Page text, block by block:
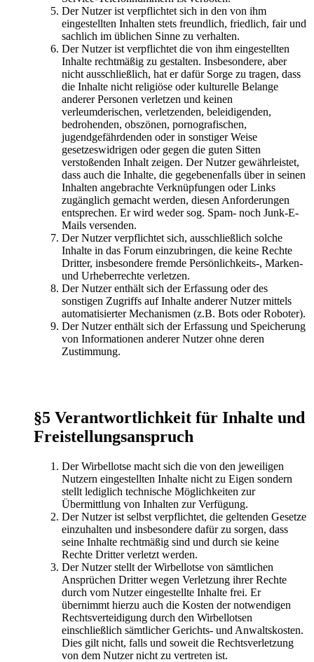
Der Nutzer ist verpflichtet sich in den von ihm
eingestellten Inhalten stets freundlich, friedlich, fair und
sachlich im üblichen Sinne zu verhalten.
Der Nutzer ist verpflichtet die von ihm eingestellten
Inhalte rechtmäßig zu gestalten. Insbesondere, aber
nicht ausschließlich, hat er dafür Sorge zu tragen, dass
die Inhalte nicht religiöse oder kulturelle Belange
anderer Personen verletzen und keinen
verleumderischen, verletzenden, beleidigenden,
bedrohenden, obszönen, pornografischen,
jugendgefährdenden oder in sonstiger Weise
gesetzeswidrigen oder gegen die guten Sitten
verstoßenden Inhalt zeigen. Der Nutzer gewährleistet,
dass auch die Inhalte, die gegebenenfalls über in seinen
Inhalten angebrachte Verknüpfungen oder Links
zugänglich gemacht werden, diesen Anforderungen
entsprechen. Er wird weder sog. Spam- noch Junk-E-
Mails versenden.
Der Nutzer verpflichtet sich, ausschließlich solche
Inhalte in das Forum einzubringen, die keine Rechte
Dritter, insbesondere fremde Persönlichkeits-, Marken-
und Urheberrechte verletzen.
Der Nutzer enthält sich der Erfassung oder des
sonstigen Zugriffs auf Inhalte anderer Nutzer mittels
automatisierter Mechanismen (z.B. Bots oder Roboter).
Der Nutzer enthält sich der Erfassung und Speicherung
von Informationen anderer Nutzer ohne deren
Zustimmung.
§5 Verantwortlichkeit für Inhalte und
Freistellungsanspruch
Der Wirbellotse macht sich die von den jeweiligen
Nutzern eingestellten Inhalte nicht zu Eigen sondern
stellt lediglich technische Möglichkeiten zur
Übermittlung von Inhalten zur Verfügung.
Der Nutzer ist selbst verpflichtet, die geltenden Gesetze
einzuhalten und insbesondere dafür zu sorgen, dass
seine Inhalte rechtmäßig sind und durch sie keine
Rechte Dritter verletzt werden.
Der Nutzer stellt der Wirbellotse von sämtlichen
Ansprüchen Dritter wegen Verletzung ihrer Rechte
durch vom Nutzer eingestellte Inhalte frei. Er
übernimmt hierzu auch die Kosten der notwendigen
Rechtsverteidigung durch den Wirbellotsen
einschließlich sämtlicher Gerichts- und Anwaltskosten.
Dies gilt nicht, falls und soweit die Rechtsverletzung
von dem Nutzer nicht zu vertreten ist.